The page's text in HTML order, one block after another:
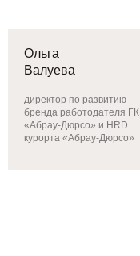
Ольга
Валуева
директор по развитию
бренда работодателя ГК
«Абрау-Дюрсо» и HRD
курорта «Абрау-Дюрсо»